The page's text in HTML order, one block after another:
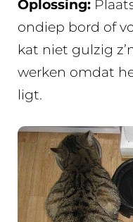
Oplossing:
ondiep bord of
kat niet gulzig
werken omdat
ligt.